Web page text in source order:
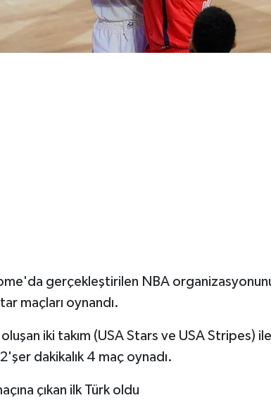
gerçekleştirilen NBA
maçları oynandı.
iki takım (USA Stars ve USA Stripes)
dakikalık 4 maç oynadı.
çıkan ilk Türk oldu